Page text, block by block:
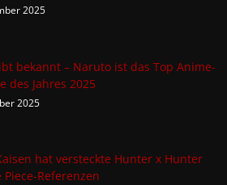
2025
bekannt – Naruto ist das Top Anime-
des Jahres 2025
2025
hat versteckte Hunter x Hunter
Piece-Referenzen